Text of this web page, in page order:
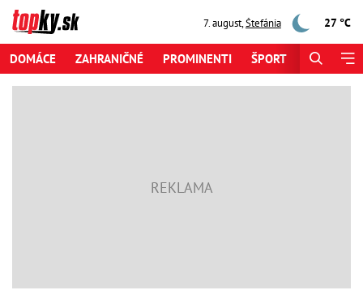
7. august,Štefánia 27 °C
DOMÁCE ZAHRANIČNÉ PROMINENTI ŠPORT